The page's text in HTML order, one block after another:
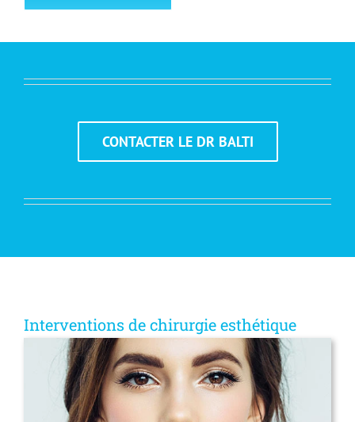
CONTACTER LE DR BALTI
Interventions de chirurgie esthétique